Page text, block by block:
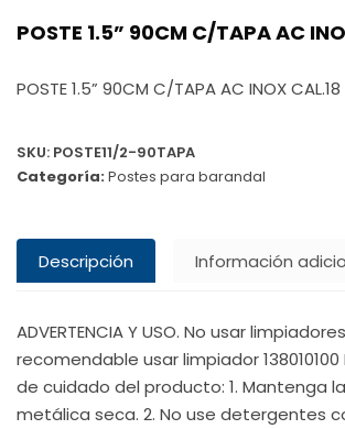
POSTE 1.5” 90CM C/TAPA AC
POSTE 1.5” 90CM C/TAPA AC INOX CAL.18
SKU: POSTE11/2-90TAPA
Categoría:Postes para barandal
Descripción Información
ADVERTENCIA Y USO. No usar
recomendable usar limpiador
de cuidado del producto: 1. Mantenga
metálica seca. 2. No use detergentes